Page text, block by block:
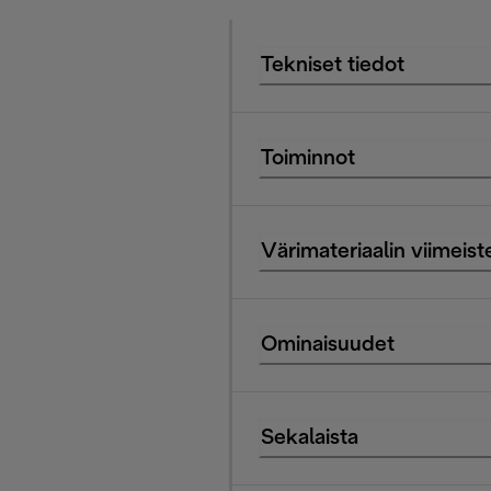
Tekniset tiedot
Toiminnot
Värimateriaalin
Ominaisuudet
Sekalaista